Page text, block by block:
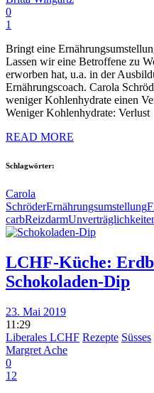
0
1
Bringt eine
Lassen wir eine Betroffene zu
erworben hat, u.a. in der
Ernährungscoach. Carola
weniger Kohlenhydrate einen
Weniger Kohlenhydrate: Verlust
READ MORE
Schlagwörter:
Carola
SchröderErnährungsumstellung
carbReizdarm
LCHF-Küche:
Schokoladen-Dip
23. Mai 2019
11:29
Liberales LCHF Rezepte Süsses
Margret Ache
0
12